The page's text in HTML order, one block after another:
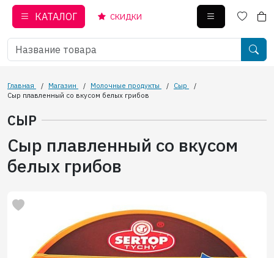
КАТАЛОГ СКИДКИ
Главная / Магазин / Молочные продукты / Сыр
/
Сыр плавленный со вкусом белых грибов
СЫР
Сыр плавленный со вкусом
белых грибов